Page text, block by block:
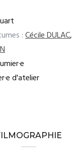
:Cécile DULAC,
d'atelier